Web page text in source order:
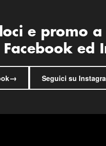
e promo a
Facebook ed
→ Seguici su